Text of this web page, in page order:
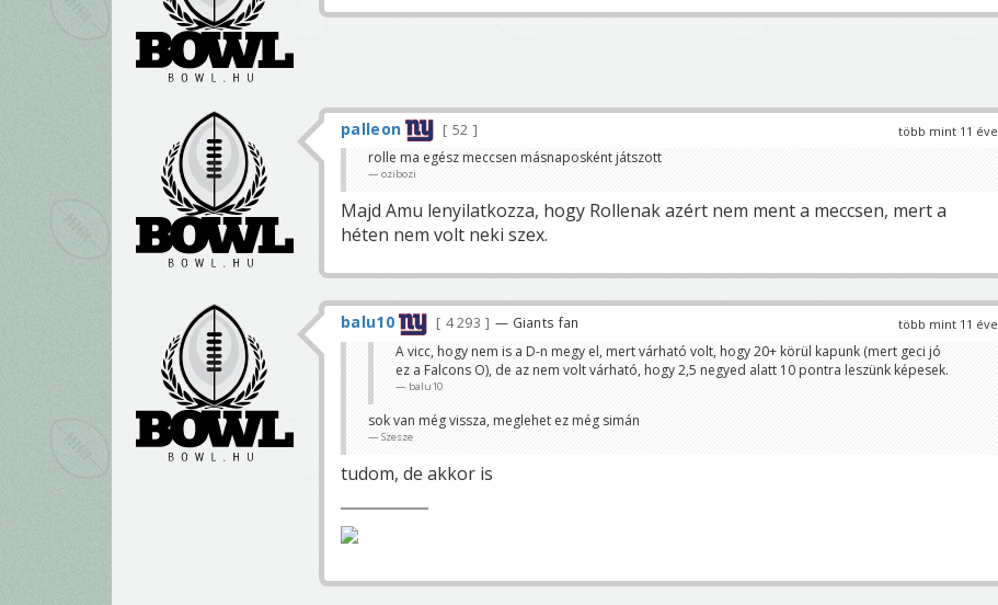
több mint 11 éve
palleon
52
rolle ma egész meccsen másnaposként játszott
ozibozi
Majd Amu lenyilatkozza, hogy Rollenak azért nem ment a meccsen, mert a
héten nem volt neki szex.
több mint 11 éve
balu10 4 293 — Giants fan
A vicc, hogy nem is a D-n megy el, mert várható volt, hogy 20+ körül kapunk (mert geci jó
ez a Falcons O), de az nem volt várható, hogy 2,5 negyed alatt 10 pontra leszünk képesek.
balu10
sok van még vissza, meglehet ez még simán
Szesze
tudom, de akkor is